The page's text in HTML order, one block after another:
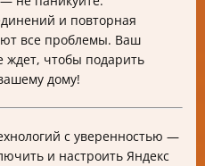
и повторная
все проблемы. Ваш
чтобы подарить
дому!
с уверенностью —
и настроить Яндекс